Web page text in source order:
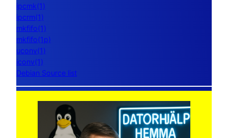
ipcmk(1)
ipcrm(1)
mkfifo(1)
mkfifo(1p)
uconv(1)
iconv(1)
Debian Source list